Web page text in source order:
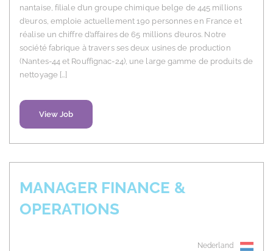
nantaise, filiale d’un groupe chimique belge de 445 millions
d’euros, emploie actuellement 190 personnes en France et
réalise un chiffre d’affaires de 65 millions d’euros. Notre
société fabrique à travers ses deux usines de production
(Nantes-44 et Rouffignac-24), une large gamme de produits de
nettoyage […]
View Job
MANAGER FINANCE &
OPERATIONS
Nederland